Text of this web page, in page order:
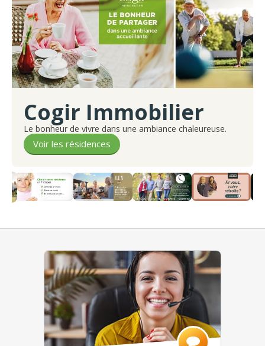
Cogir Immobilier
Le bonheur de vivre dans une ambiance chaleureuse.
Voir les résidences